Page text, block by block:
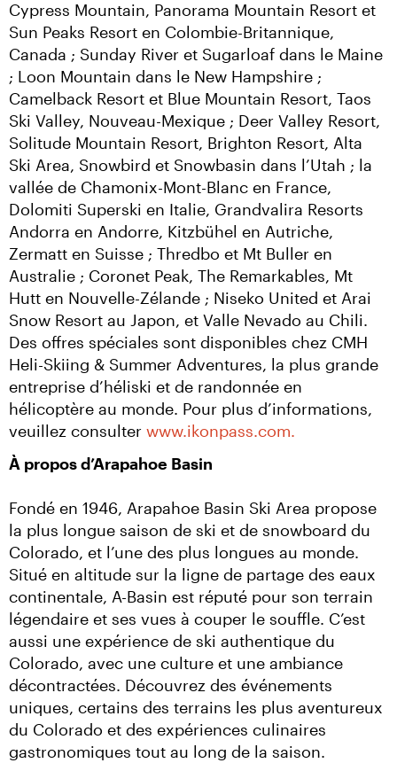
Cypress Mountain, Panorama Mountain Resort et
Sun Peaks Resort en Colombie-Britannique,
Canada ; Sunday River et Sugarloaf dans le Maine
; Loon Mountain dans le New Hampshire ;
Camelback Resort et Blue Mountain Resort, Taos
Ski Valley, Nouveau-Mexique ; Deer Valley Resort,
Solitude Mountain Resort, Brighton Resort, Alta
Ski Area, Snowbird et Snowbasin dans l’Utah ; la
vallée de Chamonix-Mont-Blanc en France,
Dolomiti Superski en Italie, Grandvalira Resorts
Andorra en Andorre, Kitzbühel en Autriche,
Zermatt en Suisse ; Thredbo et Mt Buller en
Australie ; Coronet Peak, The Remarkables, Mt
Hutt en Nouvelle-Zélande ; Niseko United et Arai
Snow Resort au Japon, et Valle Nevado au Chili.
Des offres spéciales sont disponibles chez CMH
Heli-Skiing & Summer Adventures, la plus grande
entreprise d’héliski et de randonnée en
hélicoptère au monde. Pour plus d’informations,
veuillez consulter www.ikonpass.com.
À propos d’Arapahoe Basin
Fondé en 1946, Arapahoe Basin Ski Area propose
la plus longue saison de ski et de snowboard du
Colorado, et l’une des plus longues au monde.
Situé en altitude sur la ligne de partage des eaux
continentale, A-Basin est réputé pour son terrain
légendaire et ses vues à couper le souffle. C’est
aussi une expérience de ski authentique du
Colorado, avec une culture et une ambiance
décontractées. Découvrez des événements
uniques, certains des terrains les plus aventureux
du Colorado et des expériences culinaires
gastronomiques tout au long de la saison.